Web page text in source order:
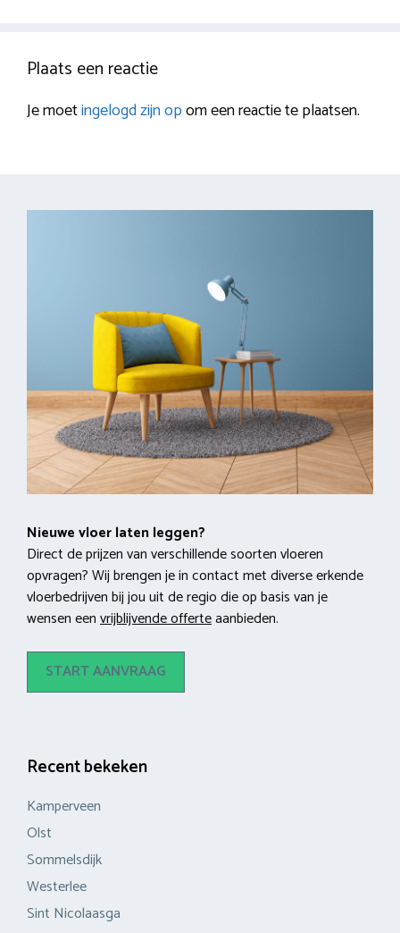
Plaats een reactie
Je moetingelogd zijn opom een reactie te plaatsen.
Nieuwe vloer laten leggen?
Direct de prijzen van verschillende soorten vloeren
opvragen? Wij brengen je in contact met diverse erkende
vloerbedrijven bij jou uit de regio die op basis van je
wensen eenvrijblijvende offerteaanbieden.
START AANVRAAG
Recent bekeken
Kamperveen
Olst
Sommelsdijk
Westerlee
Sint Nicolaasga